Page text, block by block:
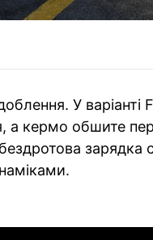
У варіанті
а кермо обшите
зарядка